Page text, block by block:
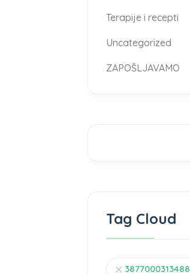
Terapije i recepti
Uncategorized
ZAPOŠLJAVAMO
Tag Cloud
3877000313488